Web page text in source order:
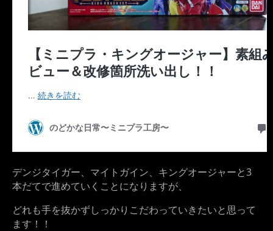
デンジタイガー、マイトガイン、キングオージャーと3
本だてで進めていくことになりますが、
どれも手を抜かずしっかりこだわっていきたいと思って
ます！！